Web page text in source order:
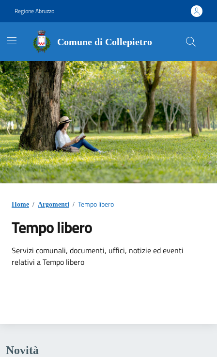
Regione Abruzzo
Comune di Collepietro
Contenuti in evidenza
Home / Argomenti / Tempo libero
Tempo libero
Dettagli dell'argomento
Servizi comunali, documenti, uffici, notizie ed eventi
relativi a Tempo libero
Novità